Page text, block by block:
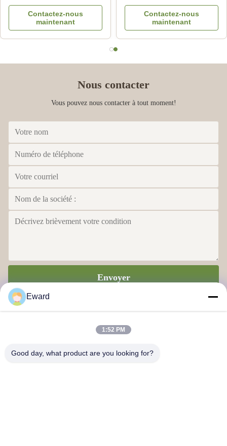
97365516-DC
Amplificateur de frein
pour Isuzu DMAX 03-06
Contactez-nous
maintenant
OEM remplacement
Garantie de 3 mois
Contactez-nous
maintenant
Nous contacter
Vous pouvez nous contacter à tout moment!
Envoyer
Eward
1:52 PM
Good day, what product are you looking for?